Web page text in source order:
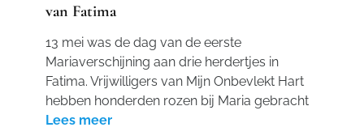
van Fatima
13 mei was de dag van de eerste
Mariaverschijning aan drie herdertjes in
Fatima. Vrijwilligers van Mijn Onbevlekt Hart
hebben honderden rozen bij Maria gebracht
Lees meer